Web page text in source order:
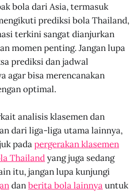
bola dari Asia, termasuk
prediksi bola Thailand,
terkini sangat dianjurkan
momen penting. Jangan lupa
prediksi dan jadwal
agar bisa merencanakan
optimal.
analisis klasemen dan
dari liga-liga utama lainnya,
padapergerakan klasemen
Thailandyang juga sedang
itu, jangan lupa kunjungi
danberita bola lainnyauntuk